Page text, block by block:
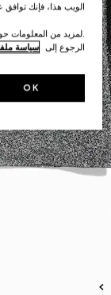
الويب هذا، فإنك
.لمزيد من المعلومات
الرجوع إلى سياسة
OK